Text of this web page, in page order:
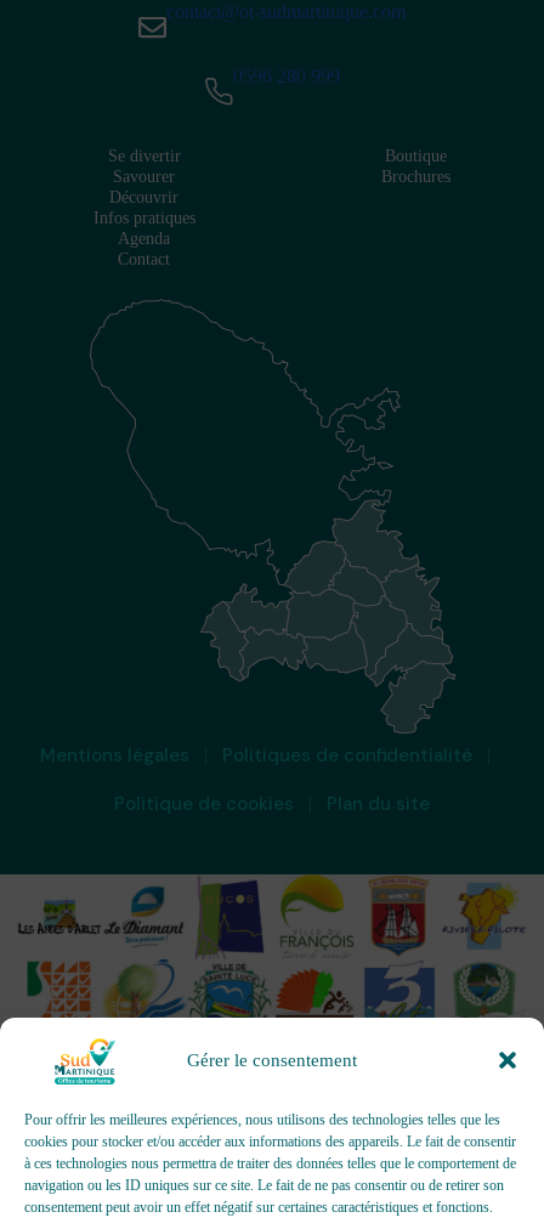
Gérer le consentement
Pour offrir les meilleures expériences, nous utilisons des technologies telles que les
cookies pour stocker et/ou accéder aux informations des appareils. Le fait de consentir
à ces technologies nous permettra de traiter des données telles que le comportement de
navigation ou les ID uniques sur ce site. Le fait de ne pas consentir ou de retirer son
consentement peut avoir un effet négatif sur certaines caractéristiques et fonctions.
contact@ot-sudmartinique.com
0596 280 999
Se divertir
Savourer
Découvrir
Infos pratiques
Agenda
Contact
Boutique
Brochures
Mentions légales
Politiques de confidentialité
Politique de cookies
Plan du site
OFFICES DE TOURISME - Pour les activités d’accueil,
d’information, de promotion/communication, de création et gestion
d’événements